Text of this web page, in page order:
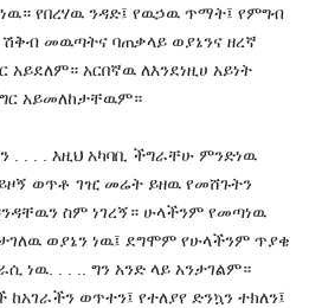
የበረሃዉ ንዳድ፤ የዉኃዉ ጥማት፤ የምግብ
መዉጣትና ባጠቃላይ ወያኔንና ዘረኛ
አይደለም። አርበኛዉ ለእንደነዚሀ አይነት
አይመለከታቸዉም።
. . . . እዚህ አካባቢ ችግራቸሁ ምንድነዉ
ወጥቶ ገዢ መሬት ይዘዉ የመሸጉትን
ስም ነገረኝ። ሁላችንም የመጣነዉ
ወያኔን ነዉ፤ ደግሞም የሁላችንም ጥያቄ
ነዉ. . . .. ግን አንድ ላይ አንታገልም።
ከአገራችን ወጥተን፤ የተለያየ ድንኳን ተክለን፤